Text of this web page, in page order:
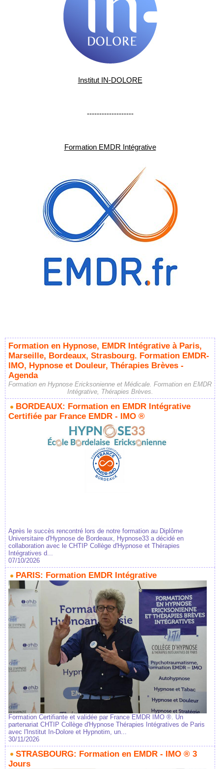
Institut IN-DOLORE
-------------------
Formation EMDR Intégrative
Formation en Hypnose, EMDR Intégrative à Paris,
Marseille, Bordeaux, Strasbourg. Formation EMDR-
IMO, Hypnose et Douleur, Thérapies Brèves -
Agenda
Formation en Hypnose Ericksonienne et Médicale. Formation en EMDR
Intégrative, Thérapies Brèves.
BORDEAUX: Formation en EMDR Intégrative
Certifiée par France EMDR - IMO ®
Après le succès rencontré lors de notre formation au Diplôme
Universitaire d'Hypnose de Bordeaux, Hypnose33 a décidé en
collaboration avec le CHTIP Collège d'Hypnose et Thérapies
Intégratives d...
07/10/2026
PARIS: Formation EMDR Intégrative
Formation Certifiante et validée par France EMDR IMO ®. Un
partenariat CHTIP Collège d'Hypnose Thérapies Intégratives de Paris
avec l'Institut In-Dolore et Hypnotim, un...
30/11/2026
STRASBOURG: Formation en EMDR - IMO ® 3
Jours